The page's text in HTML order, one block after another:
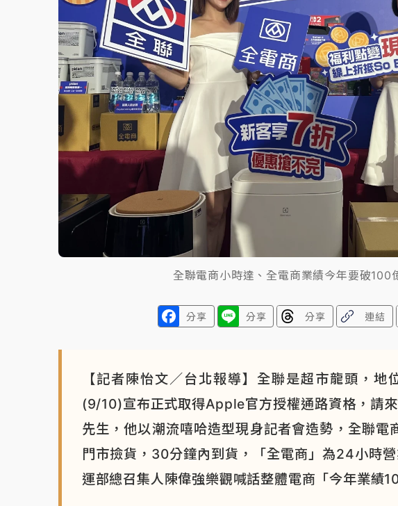
台東農業處長涉圖利渡假村！東檢抗告成功 今重開羈押庭
父親節泡湯了！中颱白海豚雨彈轟3天 「紅到發紫」降雨熱
全聯電商小時達、全電商業績今年要破100
分享 分享 分享 連結
【記者陳怡文／台北報導】全聯是超市龍頭，地
(9/10)宣布正式取得Apple官方授權通路資格，請
先生，他以潮流嘻哈造型現身記者會造勢，全聯
門市撿貨，30分鐘內到貨，「全電商」為24小時
運部總召集人陳偉強樂觀喊話整體電商「今年業績